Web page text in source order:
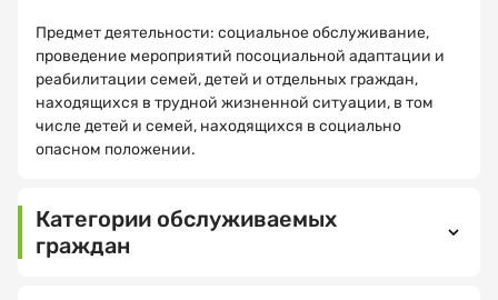
Предмет деятельности: социальное обслуживание,
проведение мероприятий посоциальной адаптации и
реабилитации семей, детей и отдельных граждан,
находящихся в трудной жизненной ситуации, в том
числе детей и семей, находящихся в социально
опасном положении.
Категории обслуживаемых
граждан
Электронная
почта
Ваш
ПОНЯТНО